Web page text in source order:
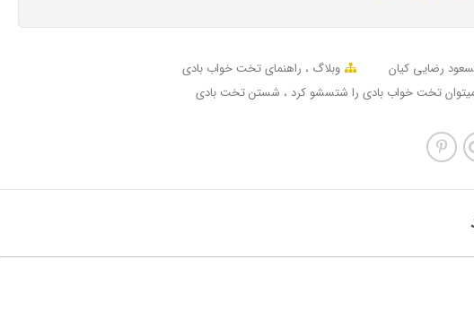
رضایی کیان وبلاگ
راهنمای تخت خواب بادی
میتوان تخت خواب بادی را شتسشو کرد شستن تخت بادی